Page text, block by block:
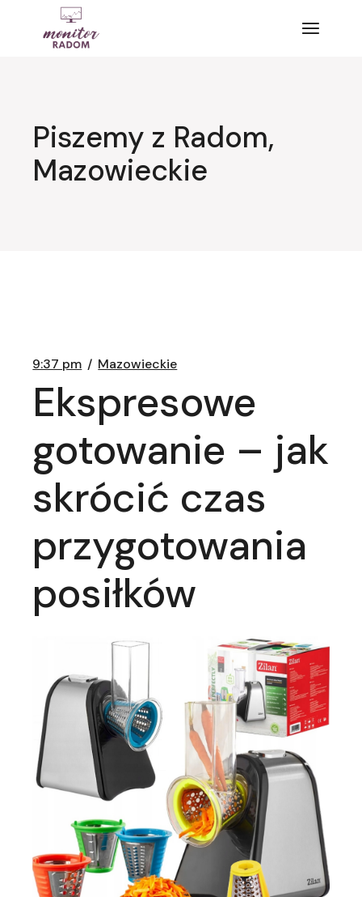
Piszemy z Radom,
Mazowieckie
9:37 pm Mazowieckie
Ekspresowe
gotowanie – jak
skrócić czas
przygotowania
posiłków